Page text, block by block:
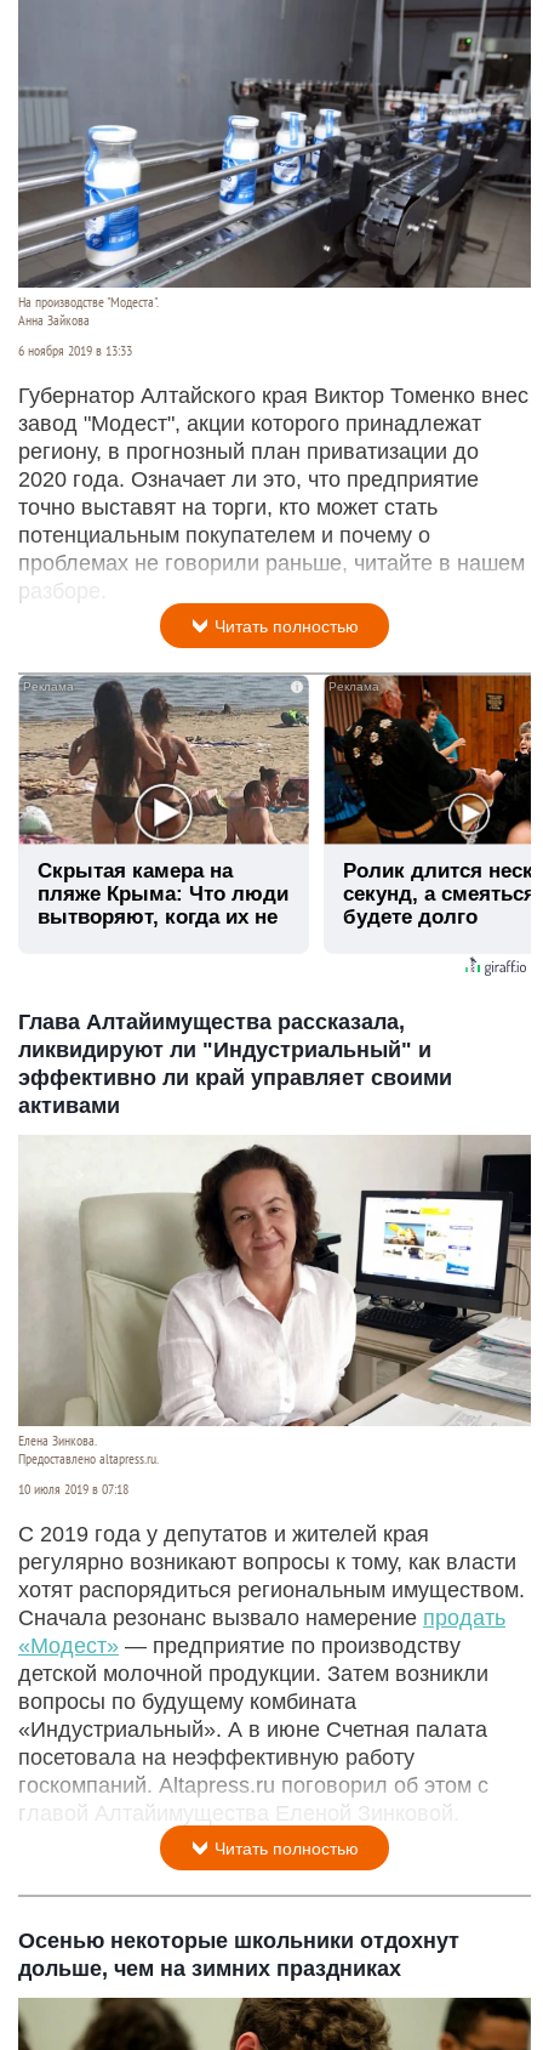
На производстве "Модеста".
Анна Зайкова
6 ноября 2019 в 13:33
Губернатор Алтайского края Виктор Томенко внес
завод "Модест", акции которого принадлежат
региону, в прогнозный план приватизации до
2020 года. Означает ли это, что предприятие
точно выставят на торги, кто может стать
потенциальным покупателем и почему о
проблемах не говорили раньше, читайте в нашем
разборе.
Читать полностью
i
Скрытая камера на
пляже Крыма: Что люди
вытворяют, когда их не
Ролик длится
секунд, а
будете долго
Глава Алтайимущества рассказала,
ликвидируют ли "Индустриальный" и
эффективно ли край управляет своими
активами
Елена Зинкова.
Предоставлено altapress.ru.
10 июля 2019 в 07:18
С 2019 года у депутатов и жителей края
регулярно возникают вопросы к тому, как власти
хотят распорядиться региональным имуществом.
Сначала резонанс вызвало намерение продать
«Модест» — предприятие по производству
детской молочной продукции. Затем возникли
вопросы по будущему комбината
«Индустриальный». А в июне Счетная палата
посетовала на неэффективную работу
госкомпаний. Altapress.ru поговорил об этом с
главой Алтайимущества Еленой Зинковой.
Читать полностью
Осенью некоторые школьники отдохнут
дольше, чем на зимних праздниках